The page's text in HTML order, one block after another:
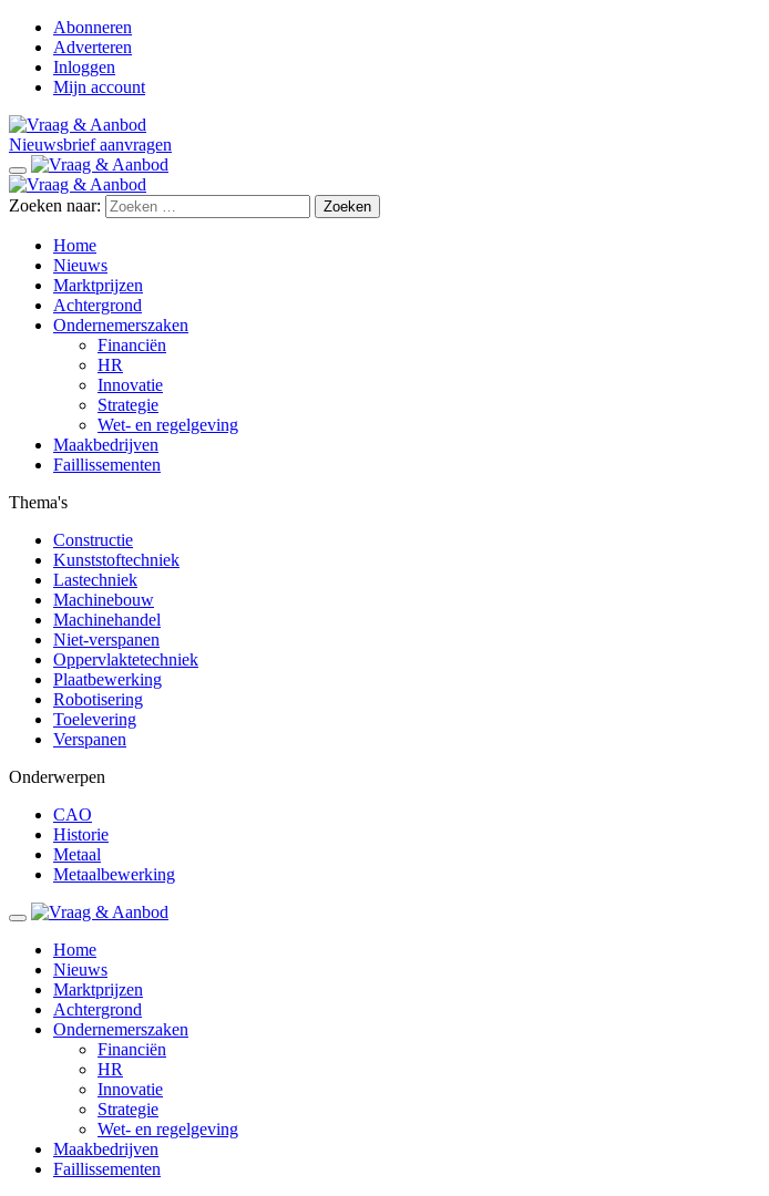
Abonneren
Adverteren
Inloggen
Mijn account
Nieuwsbrief aanvragen
Zoeken naar:
Home
Nieuws
Marktprijzen
Achtergrond
Ondernemerszaken
Financiën
HR
Innovatie
Strategie
Wet- en regelgeving
Maakbedrijven
Faillissementen
Thema's
Constructie
Kunststoftechniek
Lastechniek
Machinebouw
Machinehandel
Niet-verspanen
Oppervlaktetechniek
Plaatbewerking
Robotisering
Toelevering
Verspanen
Onderwerpen
CAO
Historie
Metaal
Metaalbewerking
Home
Nieuws
Marktprijzen
Achtergrond
Ondernemerszaken
Financiën
HR
Innovatie
Strategie
Wet- en regelgeving
Maakbedrijven
Faillissementen